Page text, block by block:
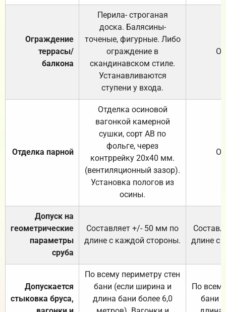
Ограждение
террасы/
балкона
Перила- строганая
доска. Балясины-
точеные, фигурные. Либо
ограждение в
скандинавском стиле.
Устанавливаются
ступени у входа.
Отделка парной
Отделка осиновой
вагонкой камерной
сушки, сорт АВ по
фольге, через
контррейку 20х40 мм.
(вентиляционный зазор).
Установка пологов из
осины.
Допуск на
геометрические
параметры
сруба
Составляет +/- 50 мм по
длине с каждой стороны.
длине с
Допускается
стыковка бруса,
По всему периметру стен
бани (если ширина и
длина бани более 6,0
По
бани